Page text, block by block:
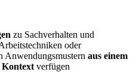
zu Sachverhalten und
oder
Anwendungsmustern aus einem
Kontext verfügen